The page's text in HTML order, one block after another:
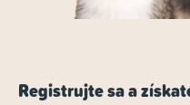
Registrujte sa a